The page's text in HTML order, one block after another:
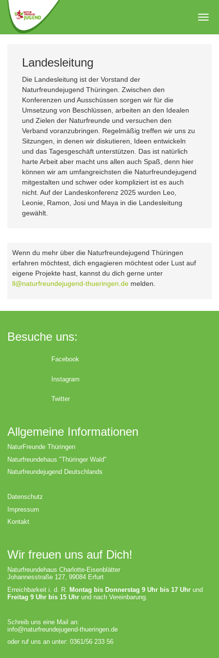
Zum
Hauptinhalt
springen
Landesleitung
Die Landesleitung ist der Vorstand der
Naturfreundejugend Thüringen. Zwischen den
Konferenzen und Ausschüssen sorgen wir für die
Umsetzung von Beschlüssen, arbeiten an den Idealen
und Zielen der Naturfreunde und versuchen den
Verband voranzubringen. Regelmäßig treffen wir uns zu
Sitzungen, in denen wir diskutieren, Ideen entwickeln
und das Tagesgeschäft unterstützen. Das ist natürlich
harte Arbeit aber macht uns allen auch Spaß, denn hier
können wir am umfangreichsten die Naturfreundejugend
mitgestalten und schwer oder kompliziert ist es auch
nicht. Auf der Landeskonferenz 2025 wurden Leo,
Leonie, Ramon, Josi und Maya in die Landesleitung
gewählt.
Wenn du mehr über die Naturfreundejugend Thüringen
erfahren möchtest, dich engagieren möchtest oder Lust auf
eigene Projekte hast, kannst du dich gerne unter
ll@naturfreundejugend-thueringen.de melden.
Besuche uns:
Facebook
Instagram
Twitter
Allgemeine Informationen
NaturFreunde Thüringen
Naturfreundehaus "Thüringer Wald"
Naturfreundejugend Deutschlands
Datenschutz
Impressum
Kontakt
Wir freuen uns auf Dich!
Naturfreundehaus Charlotte-Eisenblätter
Johannesstraße 127, 99084 Erfurt
Erreichbarkeit i. d. R. Montag bis Donnerstag 9 Uhr bis 17 Uhr und
Freitag 9 Uhr bis 15 Uhr und nach Vereinbarung.
Schreib uns eine Mail an:
info@naturfreundejugend-thueringen.de
oder ruf uns an unter: 0361/56 233 56